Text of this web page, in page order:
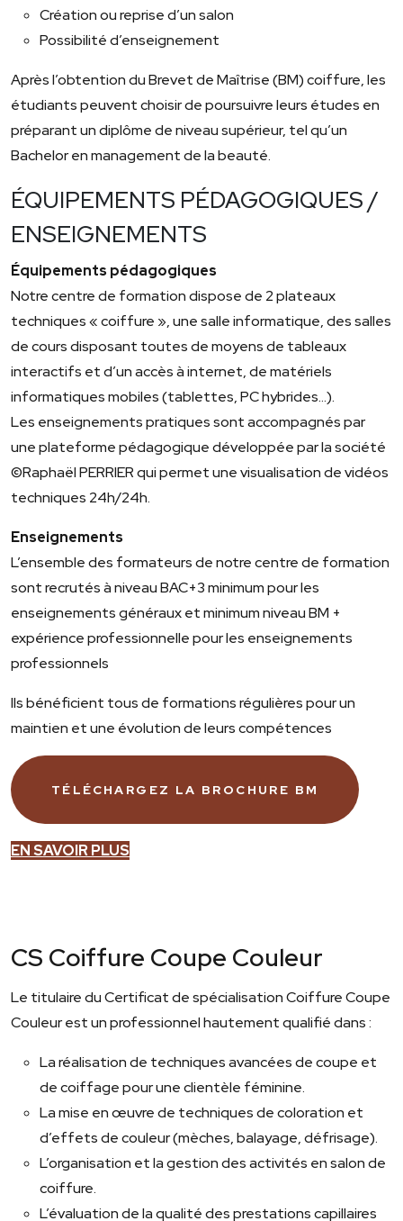
Création ou reprise d’un salon
Possibilité d’enseignement
Après l’obtention du Brevet de Maîtrise (BM) coiffure, les
étudiants peuvent choisir de poursuivre leurs études en
préparant un diplôme de niveau supérieur, tel qu’un
Bachelor en management de la beauté.
ÉQUIPEMENTS PÉDAGOGIQUES /
ENSEIGNEMENTS
Équipements pédagogiques
Notre centre de formation dispose de 2 plateaux
techniques « coiffure », une salle informatique, des salles
de cours disposant toutes de moyens de tableaux
interactifs et d’un accès à internet, de matériels
informatiques mobiles (tablettes, PC hybrides…).
Les enseignements pratiques sont accompagnés par
une plateforme pédagogique développée par la société
©Raphaël PERRIER qui permet une visualisation de vidéos
techniques 24h/24h.
Enseignements
L’ensemble des formateurs de notre centre de formation
sont recrutés à niveau BAC+3 minimum pour les
enseignements généraux et minimum niveau BM +
expérience professionnelle pour les enseignements
professionnels
Ils bénéficient tous de formations régulières pour un
maintien et une évolution de leurs compétences
TÉLÉCHARGEZ LA BROCHURE BM
EN SAVOIR PLUS
CS Coiffure Coupe Couleur
Le titulaire du Certificat de spécialisation Coiffure Coupe
Couleur est un professionnel hautement qualifié dans :
La réalisation de techniques avancées de coupe et
de coiffage pour une clientèle féminine.
La mise en œuvre de techniques de coloration et
d’effets de couleur (mèches, balayage, défrisage).
L’organisation et la gestion des activités en salon de
coiffure.
L’évaluation de la qualité des prestations capillaires